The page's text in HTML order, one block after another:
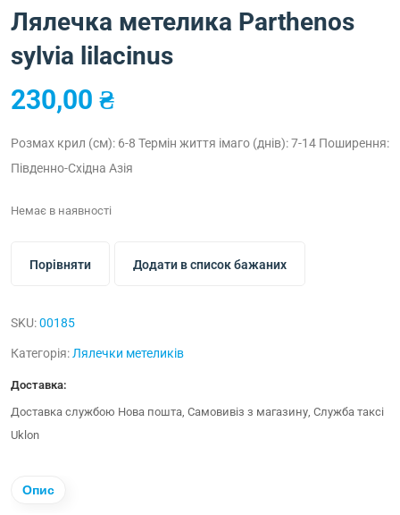
Лялечка метелика Parthenos
sylvia lilacinus
230,00 ₴
Розмах крил (см): 6-8 Термін життя імаго (днів): 7-14 Поширення:
Південно-Східна Азія
Немає в наявності
Порівняти Додати в список бажаних
SKU:00185
Категорія: Лялечки метеликів
Доставка:
Доставка службою Нова пошта, Самовивіз з магазину, Служба таксі
Uklon
Опис